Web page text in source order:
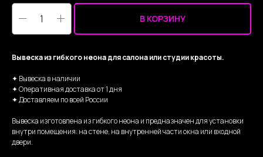
В КОРЗИНУ
Вывеска из гибкого неона для салона или студии красоты.
✦ Вывеска в наличии
✦ Оперативная доставка от 1 дня
✦ Доставляем по всей России
Вывеска изготовлена из гибкого неона и предназначен для установки
внутри помещения: на стене, на внутренней части окна или входной
двери.